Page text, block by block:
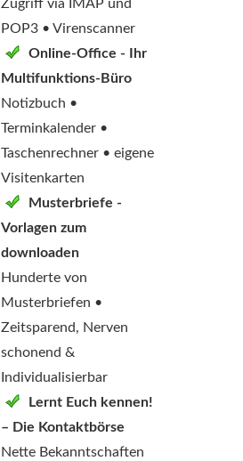
Zugriff via IMAP und
POP3 • Virenscanner
Online-Office - Ihr
Multifunktions-Büro
Notizbuch •
Terminkalender •
Taschenrechner • eigene
Visitenkarten
Musterbriefe -
Vorlagen zum
downloaden
Hunderte von
Musterbriefen •
Zeitsparend, Nerven
schonend &
Individualisierbar
Lernt Euch kennen!
– Die Kontaktbörse
Nette Bekanntschaften